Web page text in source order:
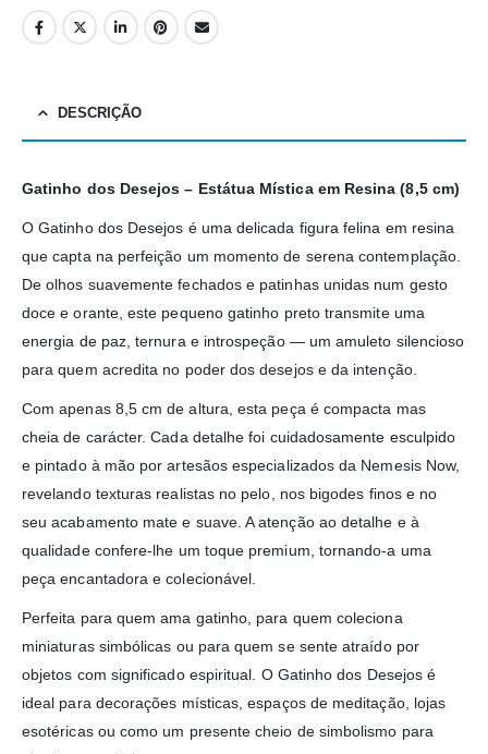
DESCRIÇÃO
Gatinho dos Desejos – Estátua Mística em Resina (8,5 cm)
O Gatinho dos Desejos é uma delicada figura felina em resina
que capta na perfeição um momento de serena contemplação.
De olhos suavemente fechados e patinhas unidas num gesto
doce e orante, este pequeno gatinho preto transmite uma
energia de paz, ternura e introspeção — um amuleto silencioso
para quem acredita no poder dos desejos e da intenção.
Com apenas 8,5 cm de altura, esta peça é compacta mas
cheia de carácter. Cada detalhe foi cuidadosamente esculpido
e pintado à mão por artesãos especializados da Nemesis Now,
revelando texturas realistas no pelo, nos bigodes finos e no
seu acabamento mate e suave. A atenção ao detalhe e à
qualidade confere-lhe um toque premium, tornando-a uma
peça encantadora e colecionável.
Perfeita para quem ama gatinho, para quem coleciona
miniaturas simbólicas ou para quem se sente atraído por
objetos com significado espiritual. O Gatinho dos Desejos é
ideal para decorações místicas, espaços de meditação, lojas
esotéricas ou como um presente cheio de simbolismo para